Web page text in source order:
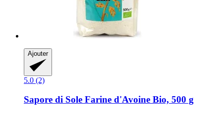
Ajouter
5.0 (2)
Sapore di Sole Farine d'Avoine Bio, 500 g